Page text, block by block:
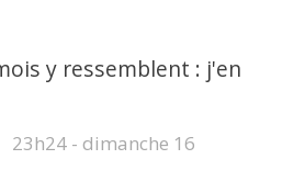
y ressemblent : j'en
23h24 -dimanche 16